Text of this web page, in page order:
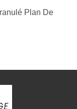
Plan De